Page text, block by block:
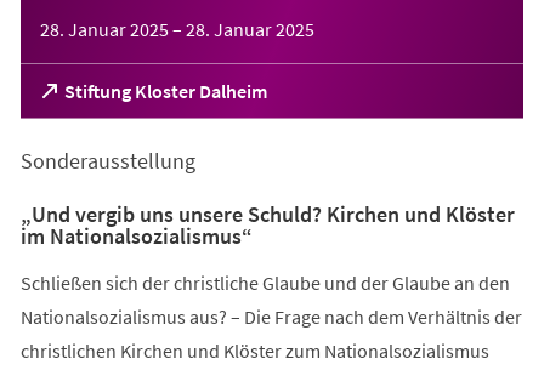
28. Januar 2025– 28. Januar 2025
Stiftung Kloster Dalheim
(Öffnet
in
neuen
Sonderausstellung
„Und vergib uns unsere Schuld? Kirchen und Klöster
im Nationalsozialismus“
Schließen sich der christliche Glaube und der Glaube an den
Nationalsozialismus aus? – Die Frage nach dem Verhältnis der
christlichen Kirchen und Klöster zum Nationalsozialismus